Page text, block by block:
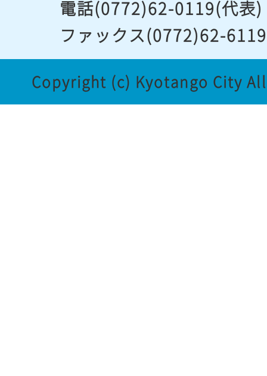
電話(0772)62-0119(代表)
ファックス(0772)62-
Copyright (c) Kyotango City